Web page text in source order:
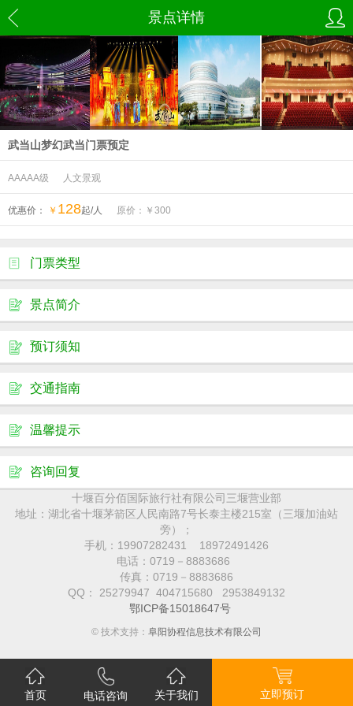
景点详情
武当山梦幻武当门票预定
AAAAA级 人文景观
优惠价： ￥ 128起/人 原价：￥ 300
门票类型
景点简介
预订须知
交通指南
温馨提示
咨询回复
十堰百分佰国际旅行社有限公司三堰营业部
地址：湖北省十堰茅箭区人民南路7号长泰主楼215室（三堰加油站
旁）；
手机：19907282431 18972491426
电话：0719－8883686
传真：0719－8883686
QQ： 25279947 404715680 2953849132
鄂ICP备15018647号
© 技术支持： 阜阳协程信息技术有限公司
首页 电话咨询 关于我们 立即预订